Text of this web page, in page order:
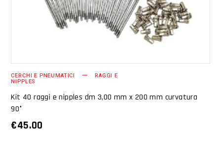
CERCHI E PNEUMATICI RAGGI E
NIPPLES
Kit 40 raggi e nipples dm 3,00 mm x 200 mm curvatura
90°
€45.00